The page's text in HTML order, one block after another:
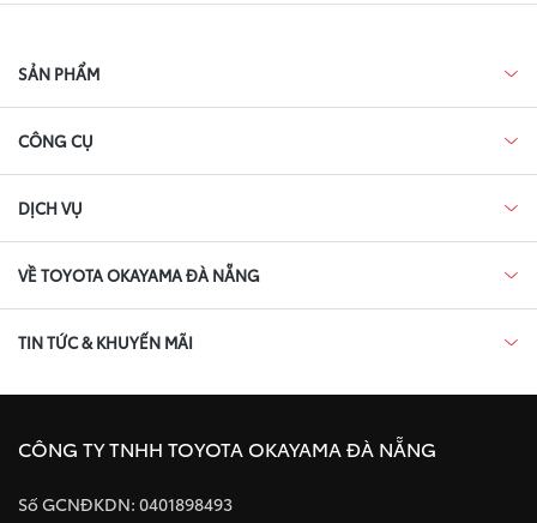
SẢN PHẨM
CÔNG CỤ
DỊCH VỤ
VỀ TOYOTA OKAYAMA ĐÀ NẴNG
TIN TỨC & KHUYẾN MÃI
CÔNG TY TNHH TOYOTA OKAYAMA ĐÀ NẴNG
Số GCNĐKDN: 0401898493